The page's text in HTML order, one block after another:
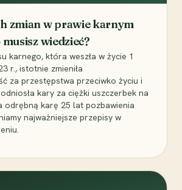
zmian w prawie karnym
wiedzieć?
karnego, która weszła w życie 1
r., istotnie zmieniła
za przestępstwa przeciwko życiu i
kary za ciężki uszczerbek na
odrębną karę 25 lat pozbawienia
najważniejsze przepisy w